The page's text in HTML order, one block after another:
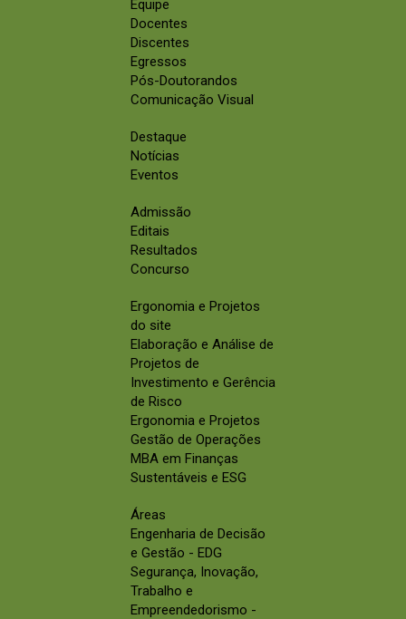
Equipe
Docentes
Discentes
Egressos
Pós-Doutorandos
Comunicação Visual
Destaque
Notícias
Eventos
Admissão
Editais
Resultados
Concurso
Ergonomia e Projetos
do site
Elaboração e Análise de
Projetos de
Investimento e Gerência
de Risco
Ergonomia e Projetos
Gestão de Operações
MBA em Finanças
Sustentáveis e ESG
Áreas
Engenharia de Decisão
e Gestão - EDG
Segurança, Inovação,
Trabalho e
Empreendedorismo -